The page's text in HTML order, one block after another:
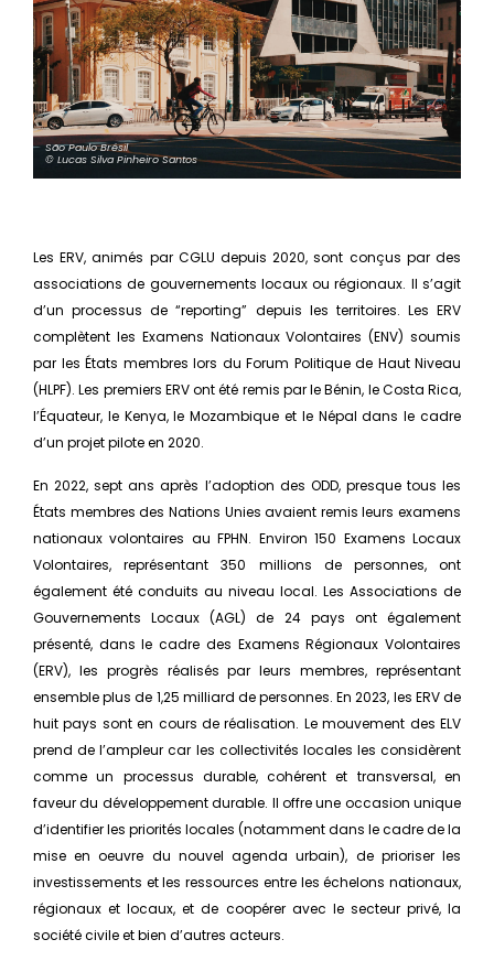
São Paulo Brésil
© Lucas Silva Pinheiro Santos
Les ERV, animés par CGLU depuis 2020, sont conçus par des
associations de gouvernements locaux ou régionaux. Il s’agit
d’un processus de “reporting” depuis les territoires. Les ERV
complètent les Examens Nationaux Volontaires (ENV) soumis
par les États membres lors du Forum Politique de Haut Niveau
(HLPF). Les premiers ERV ont été remis par le Bénin, le Costa Rica,
l’Équateur, le Kenya, le Mozambique et le Népal dans le cadre
d’un projet pilote en 2020.
En 2022, sept ans après l’adoption des ODD, presque tous les
États membres des Nations Unies avaient remis leurs examens
nationaux volontaires au FPHN. Environ 150 Examens Locaux
Volontaires, représentant 350 millions de personnes, ont
également été conduits au niveau local. Les Associations de
Gouvernements Locaux (AGL) de 24 pays ont également
présenté, dans le cadre des Examens Régionaux Volontaires
(ERV), les progrès réalisés par leurs membres, représentant
ensemble plus de 1,25 milliard de personnes. En 2023, les ERV de
huit pays sont en cours de réalisation. Le mouvement des ELV
prend de l’ampleur car les collectivités locales les considèrent
comme un processus durable, cohérent et transversal, en
faveur du développement durable. Il offre une occasion unique
d’identifier les priorités locales (notamment dans le cadre de la
mise en oeuvre du nouvel agenda urbain), de prioriser les
investissements et les ressources entre les échelons nationaux,
régionaux et locaux, et de coopérer avec le secteur privé, la
société civile et bien d’autres acteurs.